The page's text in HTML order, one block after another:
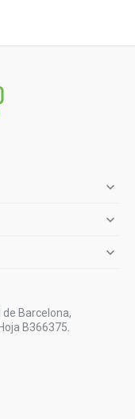



Barcelona,
B366375.